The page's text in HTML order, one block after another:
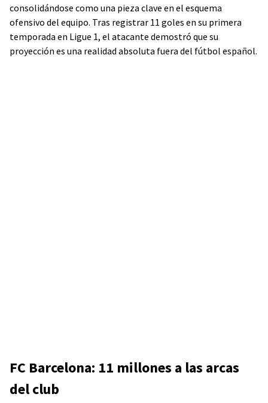
consolidándose como una pieza clave en el esquema
ofensivo del equipo. Tras registrar 11 goles en su primera
temporada en Ligue 1, el atacante demostró que su
proyección es una realidad absoluta fuera del fútbol español.
FC Barcelona: 11 millones a las arcas
del club